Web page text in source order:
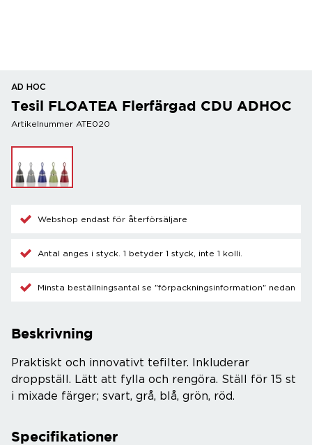
AD HOC
Tesil FLOATEA Flerfärgad CDU ADHOC
Artikelnummer ATE020
Webshop endast för återförsäljare
Antal anges i styck. 1 betyder 1 styck, inte 1 kolli.
Minsta beställningsantal se "förpackningsinformation" nedan
Beskrivning
Praktiskt och innovativt tefilter. Inkluderar
droppställ. Lätt att fylla och rengöra. Ställ för 15 st
i mixade färger; svart, grå, blå, grön, röd.
Specifikationer